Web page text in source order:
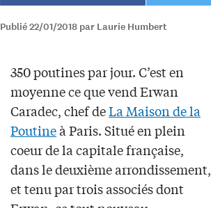
Publié 22/01/2018 par Laurie Humbert
350 poutines par jour. C’est en
moyenne ce que vend Erwan
Caradec, chef deLa Maison de la
Poutineà Paris. Situé en plein
coeur de la capitale française,
dans le deuxième arrondissement,
et tenu par trois associés dont